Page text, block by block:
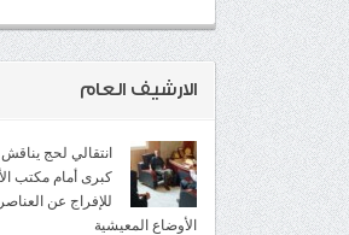
الارشيف العام
انتقالي لحج
كبرى أمام مكتب
للإفراج عن العناصر
الأوضاع المعيشية